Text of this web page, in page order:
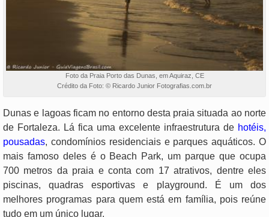
Foto da Praia Porto das Dunas, em Aquiraz, CE
Crédito da Foto: © Ricardo Junior Fotografias.com.br
Dunas e lagoas ficam no entorno desta praia situada ao norte
de Fortaleza. Lá fica uma excelente infraestrutura de hotéis,
pousadas, condomínios residenciais e parques aquáticos. O
mais famoso deles é o Beach Park, um parque que ocupa
700 metros da praia e conta com 17 atrativos, dentre eles
piscinas, quadras esportivas e playground. É um dos
melhores programas para quem está em família, pois reúne
tudo em um único lugar.